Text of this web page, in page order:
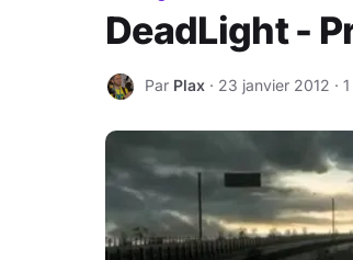
DeadLight -
P Par Plax · 23 janvier 2012 ·